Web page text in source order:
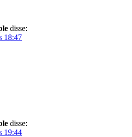
disse:
18:47
disse:
19:44